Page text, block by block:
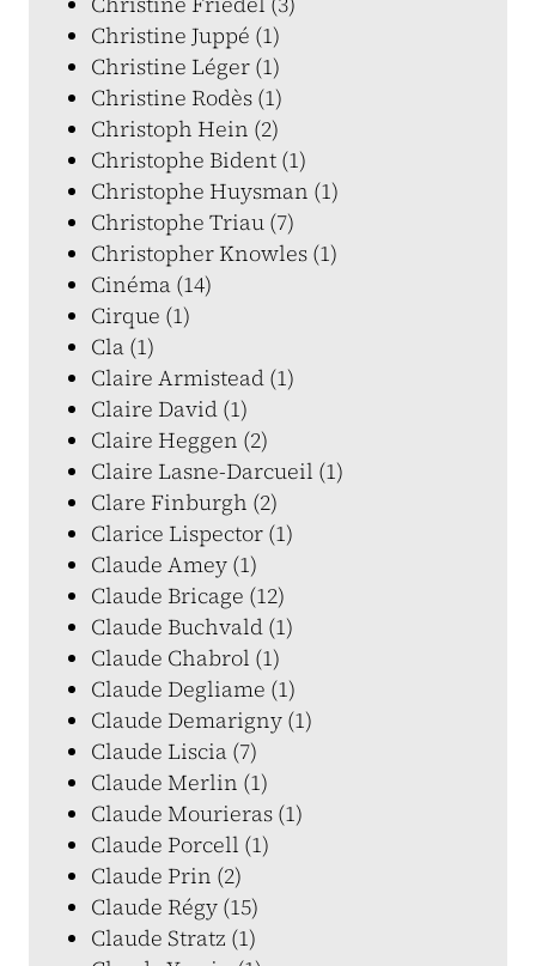
Christine Juppé (1)
Christine Léger (1)
Christine Rodès (1)
Christoph Hein (2)
Christophe Bident (1)
Christophe Huysman (1)
Christophe Triau (7)
Christopher Knowles (1)
Cinéma (14)
Cirque (1)
Cla (1)
Claire Armistead (1)
Claire David (1)
Claire Heggen (2)
Claire Lasne-Darcueil (1)
Clare Finburgh (2)
Clarice Lispector (1)
Claude Amey (1)
Claude Bricage (12)
Claude Buchvald (1)
Claude Chabrol (1)
Claude Degliame (1)
Claude Demarigny (1)
Claude Liscia (7)
Claude Merlin (1)
Claude Mourieras (1)
Claude Porcell (1)
Claude Prin (2)
Claude Régy (15)
Claude Stratz (1)